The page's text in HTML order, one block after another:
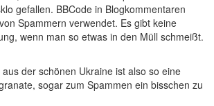
gefallen. BBCode in Blogkommentaren
von Spammern verwendet. Es gibt keine
wenn man so etwas in den Müll schmeißt.
aus der schönen Ukraine ist also so eine
sogar zum Spammen ein bisschen zu